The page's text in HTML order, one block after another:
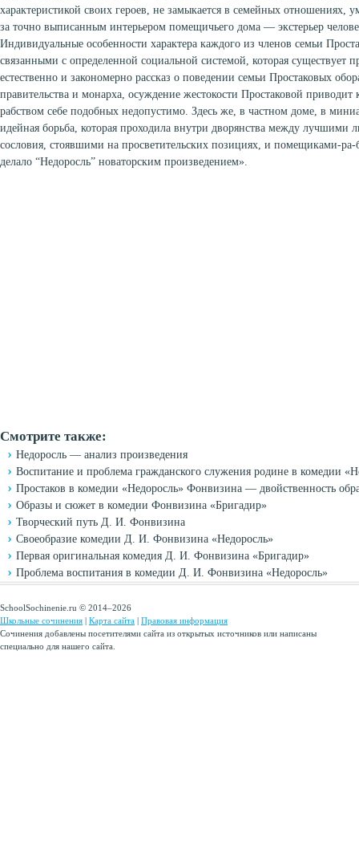
характеристикой своих героев, не замыкается в семейных отношениях,
за точно выписанным интерьером помещичьего дома — экстерьер
Индивидуальные особенности характера каждого из членов семьи
связанными с определенной социальной системой, которая существует
естественно и закономерно рассказ о поведении семьи Простаковых
правительства и монарха, осуждение жестокости Простаковой приводит
рабством себе подобных недопустимо. Здесь же, в частном доме, в
идейная борьба, которая проходила внутри дворянства между лучшими
сословия, стоявшими на просветительских позициях, и помещиками-ра-
делало “Недоросль” новаторским произведением».
Смотрите также:
Недоросль — анализ произведения
Воспитание и проблема гражданского служения родине в комедии
Простаков в комедии «Недоросль» Фонвизина — двойственность
Образы и сюжет в комедии Фонвизина «Бригадир»
Творческий путь Д. И. Фонвизина
Своеобразие комедии Д. И. Фонвизина «Недоросль»
Первая оригинальная комедия Д. И. Фонвизина «Бригадир»
Проблема воспитания в комедии Д. И. Фонвизина «Недоросль»
SchoolSochinenie.ru © 2014–2026
Школьные сочинения | Карта сайта | Правовая информация
Сочинения добавлены посетителями сайта из открытых источников или написаны
специально для нашего сайта.